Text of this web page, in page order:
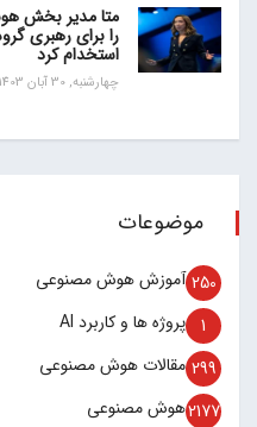
را برای رهبری
استخدام کرد
چهارشنبه, 30 آبان 1403, ساعت 15:47
موضوعات
آموزش هوش مصنوعی 250
پروژه ها و کاربرد AI 1
مقالات هوش مصنوعی 299
هوش مصنوعی2177